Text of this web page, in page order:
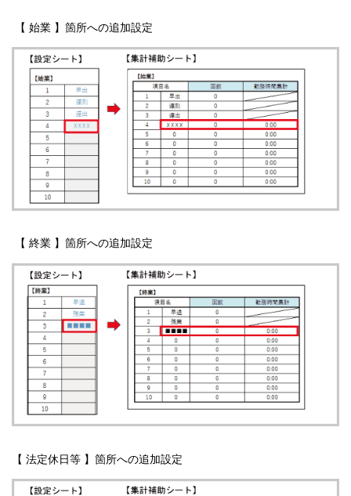
【 始業 】箇所への追加設定
【 終業 】箇所への追加設定
【 法定休日等 】箇所への追加設定